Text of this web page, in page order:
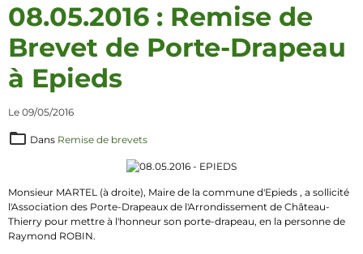
08.05.2016 : Remise de
Brevet de Porte-Drapeau
à Epieds
Le 09/05/2016
Dans Remise de brevets
Monsieur MARTEL (à droite), Maire de la commune d'Epieds , a sollicité
l'Association des Porte-Drapeaux de l'Arrondissement de Château-
Thierry pour mettre à l'honneur son porte-drapeau, en la personne de
Raymond ROBIN.